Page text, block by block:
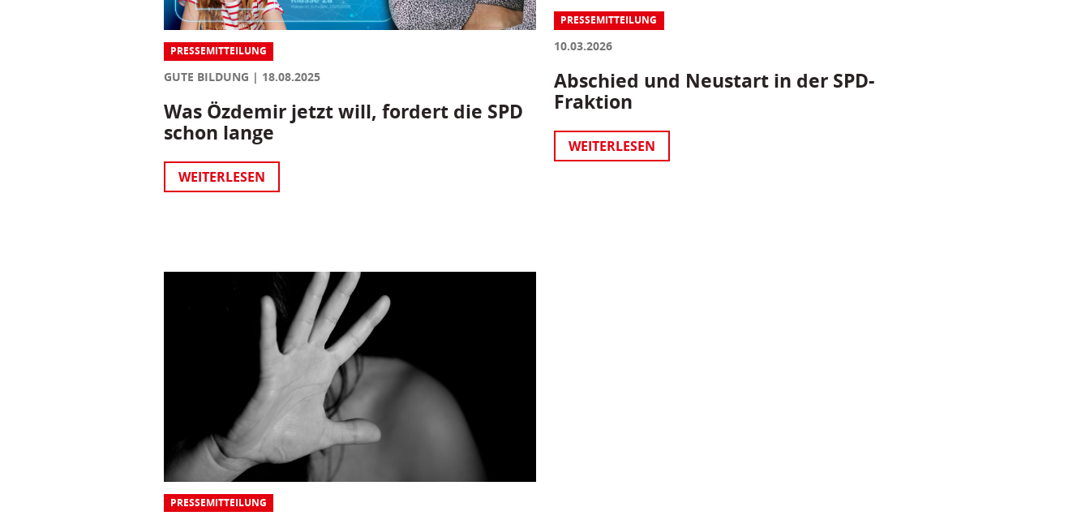
PRESSEMITTEILUNG
GUTE BILDUNG 18.08.2025
Was Özdemir jetzt will, fordert die SPD
schon lange
WEITERLESEN
PRESSEMITTEILUNG
10.03.2026
Abschied und Neustart in der SPD-
Fraktion
WEITERLESEN
PRESSEMITTEILUNG